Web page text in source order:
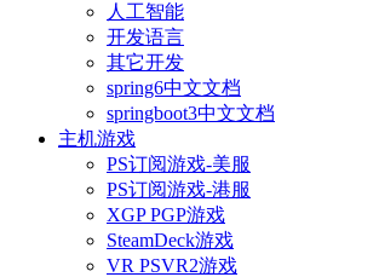
人工智能
开发语言
其它开发
spring6中文文档
springboot3中文文档
主机游戏
PS订阅游戏-美服
PS订阅游戏-港服
XGP PGP游戏
SteamDeck游戏
VR PSVR2游戏